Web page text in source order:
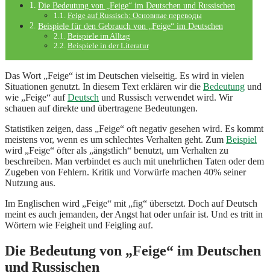
Die Bedeutung von „Feige“ im Deutschen und Russischen
Feige auf Russisch: Основные переводы
Beispiele für den Gebrauch von „Feige“ im Deutschen
Beispiele im Alltag
Beispiele in der Literatur
Das Wort „Feige“ ist im Deutschen vielseitig. Es wird in vielen
Situationen genutzt. In diesem Text erklären wir die Bedeutung und
wie „Feige“ aufDeutsch und Russisch verwendet wird. Wir
schauen auf direkte und übertragene Bedeutungen.
Statistiken zeigen, dass „Feige“ oft negativ gesehen wird. Es kommt
meistens vor, wenn es um schlechtes Verhalten geht. Zum Beispiel
wird „Feige“ öfter als „ängstlich“ benutzt, um Verhalten zu
beschreiben. Man verbindet es auch mit unehrlichen Taten oder dem
Zugeben von Fehlern. Kritik und Vorwürfe machen 40% seiner
Nutzung aus.
Im Englischen wird „Feige“ mit „fig“ übersetzt. Doch auf Deutsch
meint es auch jemanden, der Angst hat oder unfair ist. Und es tritt in
Wörtern wie Feigheit und Feigling auf.
Die Bedeutung von „Feige“ im Deutschen
und Russischen